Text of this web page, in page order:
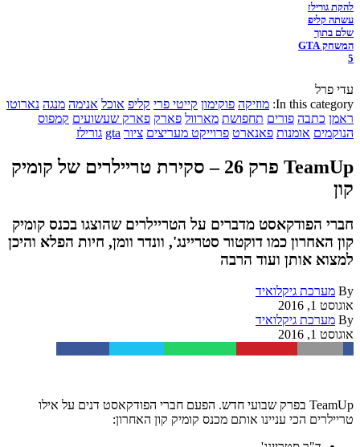
להקת גורילז
עשתה קליפ
שלם בתוך
המשחק GTA
5
עדי פרל
In this category: מוזיקה פוקימון קייטי פרי קליפ אוכל אנימה מנגה נארוטו
ראמן כתבה פורים תחפושת מארוול פארק פארק שעשועים קמפוס
הנוקמים אומנות פאנארט פרוייקט מעריצים ציור gta גורילז
TeamUp פרק 26 – סקירת טריילרים של קומיק
קון
חברי הפודקאסט מדברים על הטריילרים שהוצגו בכנס קומיק
קון האחרון כמו דוקטור סטריינג', וונדר וומן, חיות הפלא והיכן
למצוא אותן ועוד הרבה
By מערכת גיקלואיד
אוגוסט 1, 2016
By מערכת גיקלואיד
אוגוסט 1, 2016
TeamUp בפרק שבועי חדש. הפעם חברי הפודקאסט דנים על אילו
טריילרים הכי עניינו אותם מכנס קומיק קון האחרון: